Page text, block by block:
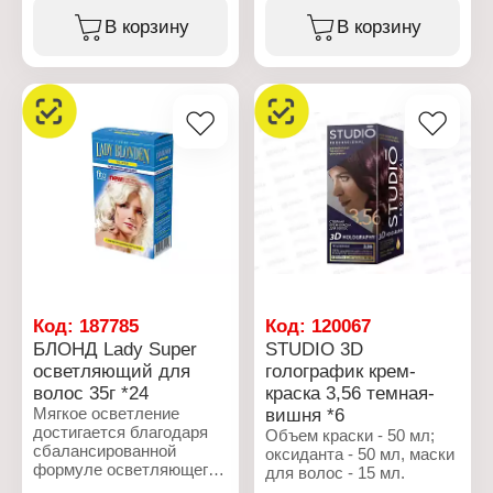
шоколад
Особенность: без
Объем: 115 мл
авокадо, оливы и льна
обеспечивает стойкое
держится, а волосы не
теряют свою упругость и
натуральный блеск.
Специальный
кератиновый комплекс
восстанавливает
внутренние белковые
связи, корректирует
видимые признаки
повреждения волос,
возвращает волосам
STUDIO
PROFESSIONAL не
течет, легко наносится,
равномерно
распределяется и
обеспечивает
профессиональный
результат как после
салонного окрашивания.
В корзину
Бренд: Studio
Professional
Тип товара: Краска для
волос
Вариация: крем
Оттенок: 3.4 горький
шоколад
Комплектация: крем-
краска, оксидант, маска
для волос, перчатки
Объем: 115 мл
В корзину
Код: 187785
БЛОНД Lady Super
осветляющий для
волос 35г *24
Мягкое осветление
достигается благодаря
сбалансированной
формуле осветляющего
Код: 120067
STUDIO 3D
голографик крем-
краска 3,56 темная-
вишня *6
Объем краски - 50 мл;
оксиданта - 50 мл, маски
для волос - 15 мл.